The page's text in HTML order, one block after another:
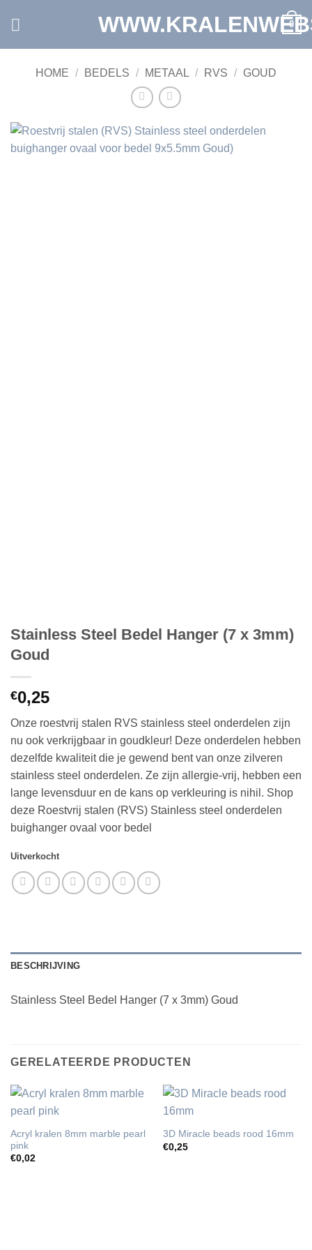
0
HOME / BEDELS / METAAL / RVS / GOUD
Stainless Steel Bedel Hanger (7 x 3mm)
Goud
€0,25
Onze roestvrij stalen RVS stainless steel onderdelen zijn
nu ook verkrijgbaar in goudkleur! Deze onderdelen hebben
dezelfde kwaliteit die je gewend bent van onze zilveren
stainless steel onderdelen. Ze zijn allergie-vrij, hebben een
lange levensduur en de kans op verkleuring is nihil. Shop
deze Roestvrij stalen (RVS) Stainless steel onderdelen
buighanger ovaal voor bedel
Uitverkocht
BESCHRIJVING
Stainless Steel Bedel Hanger (7 x 3mm) Goud
GERELATEERDE PRODUCTEN
Acryl kralen 8mm marble pearl
pink
€0,02
3D Miracle beads rood 16mm
€0,25